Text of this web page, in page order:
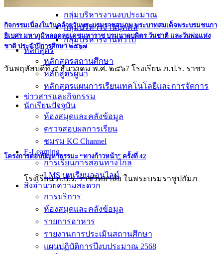
กลุ่มบริหารงานงบประมาณ
กลุ่มบริหารงานบุคคล
กลุ่มบริหารงานทั่วไป
หลักสูตร
หลักสูตรสถานศึกษา
หลักสูตรผู้นำ
หลักสูตรแผนการเรียนเทคโนโลยีและการจัดการ
ข่าวสารและกิจกรรม
นักเรียนปัจจุบัน
ห้องสมุดและคลังข้อมูล
ตรวจสอบผลการเรียน
ชมรม KC Channel
E-Learning
การเรียนการสอนทางไกล
LMS บทเรียนออนไลน์
สิ่งอำนวยความสะดวก
การบริการ
ห้องสมุดและคลังข้อมูล
รายการอาหาร
รายงานการประเมินสถานศึกษา
แผนปฏิบัติการปีงบประมาณ 2568
กิจกรรมเนื่องในวันคล้ายวันพระบรมราชสมภพ พระบาทสมเด็จพระบรมชนกา
ธิเบศร มหาภูมิพลอดุลยเดชมหาราช บรมนาถบพิตร วันชาติ และวันพ่อแห่ง
ชาติ ประจำปีการศึกษา ๒๕๖๗
วันพฤหัสบดีที่ ๕ ธันวาคม พ.ศ. ๒๕๖7 โรงเรียน ภ.ป.ร. ราชว
โครงการตอบปัญหาธรรมะ “ทางก้าวหน้า” ครั้งที่ 42
โรงเรียน ภ.ป.ร. ราชวิทยาลัย ในพระบรมราชูปถัมภ